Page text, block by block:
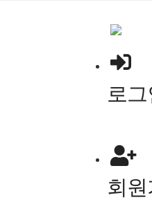
로그
회원